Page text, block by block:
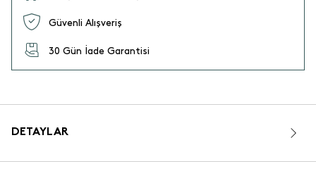
Güvenli Alışveriş
30 Gün İade Garantisi
DETAYLAR